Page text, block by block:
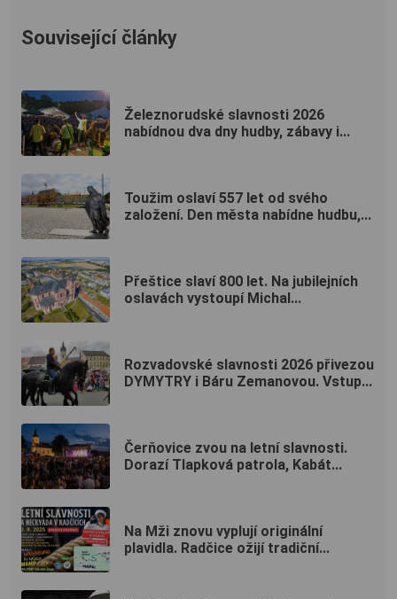
Související články
Železnorudské slavnosti 2026
nabídnou dva dny hudby, zábavy i...
Toužim oslaví 557 let od svého
založení. Den města nabídne hudbu,...
Přeštice slaví 800 let. Na jubilejních
oslavách vystoupí Michal...
Rozvadovské slavnosti 2026 přivezou
DYMYTRY i Báru Zemanovou. Vstup...
Čerňovice zvou na letní slavnosti.
Dorazí Tlapková patrola, Kabát...
Na Mži znovu vyplují originální
plavidla. Radčice ožijí tradiční...